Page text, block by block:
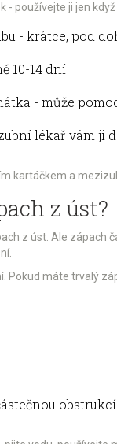
- používejte ji jen
- krátce, pod
10-14 dní
- může
lékař vám ji
kartáčkem a
z úst?
z úst. Ale
Pokud máte trvalý